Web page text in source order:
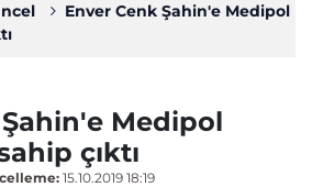
Enver Cenk Şahin'e Medipol
Medipol
çıktı
15.10.2019 18:19